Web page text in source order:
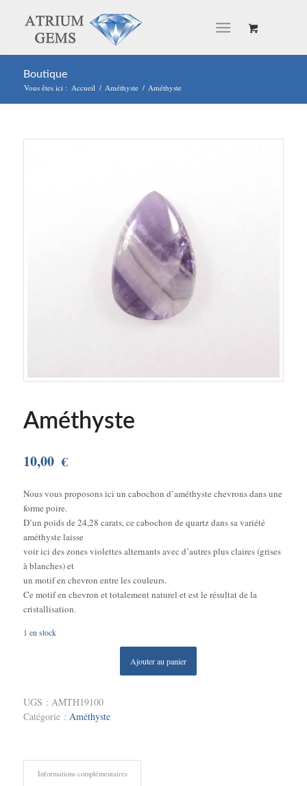
Boutique
Vous êtes ici : Accueil / Améthyste / Améthyste
Améthyste
10,00 €
Nous vous proposons ici un cabochon d’améthyste chevrons dans une
forme poire.
D’un poids de 24,28 carats, ce cabochon de quartz dans sa variété
améthyste laisse
voir ici des zones violettes alternants avec d’autres plus claires (grises
à blanches) et
un motif en chevron entre les couleurs.
Ce motif en chevron et totalement naturel et est le résultat de la
cristallisation.
1 en stock
Ajouter au panier
UGS : AMTH19100
Catégorie : Améthyste
Informations complémentaires